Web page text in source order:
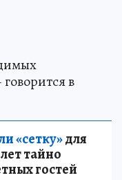
в
«сетку»для
тайно
гостей